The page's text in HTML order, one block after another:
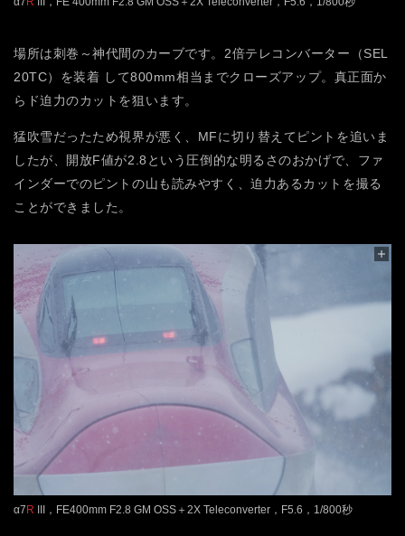
場所は刺巻～神代間のカーブです。2倍テレコンバーター（SEL
20TC）を装着 して800mm相当までクローズアップ。真正面か
らド迫力のカットを狙います。
猛吹雪だったため視界が悪く、MFに切り替えてピントを追いま
したが、開放F値が2.8という圧倒的な明るさのおかげで、ファ
インダーでのピントの山も読みやすく、迫力あるカットを撮る
ことができました。
α7R III，FE400mm F2.8 GM OSS＋2X Teleconverter，F5.6，1/800秒